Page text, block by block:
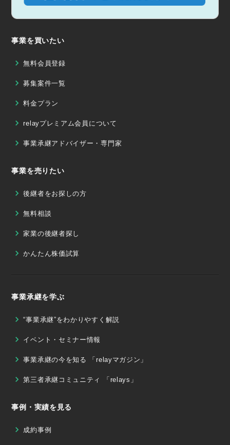
事業を買いたい
無料会員登録
募集案件一覧
料金プラン
relayプレミアム会員について
事業承継アドバイザー・専門家
事業を売りたい
後継者をお探しの方
無料相談
家業の後継者探し
かんたん株価試算
事業承継を学ぶ
“事業承継”をわかりやすく解説
イベント・セミナー情報
事業承継の今を知る 「relayマガジン」
第三者承継コミュニティ 「relays」
事例・実績を見る
成約事例